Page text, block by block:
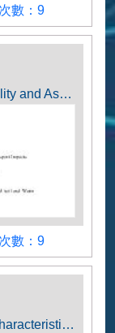
數
數：9
Lee,
Estimation of Residual Slope Instability and Associated Unstable Sediment Transport Impacts
數
數：9
Preliminary evaluation of dropping characteristics and revegetation performance of vegetation pellets combined with geomats